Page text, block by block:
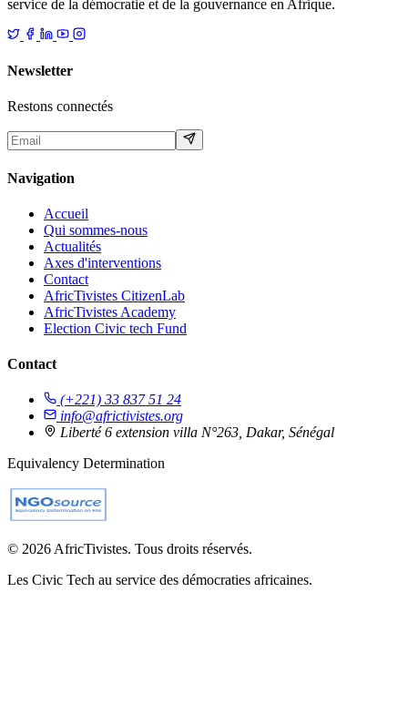
service de la démocratie et de la gouvernance en Afrique.
Newsletter
Restons connectés
Navigation
Accueil
Qui sommes-nous
Actualités
Axes d'interventions
Contact
AfricTivistes CitizenLab
AfricTivistes Academy
Election Civic tech Fund
Contact
(+221) 33 837 51 24
info@africtivistes.org
Liberté 6 extension villa N°263, Dakar, Sénégal
Equivalency Determination
© 2026 AfricTivistes. Tous droits réservés.
Les Civic Tech au service des démocraties africaines.